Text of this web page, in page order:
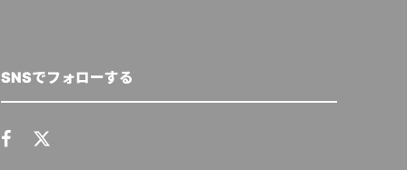
SNSでフォローする